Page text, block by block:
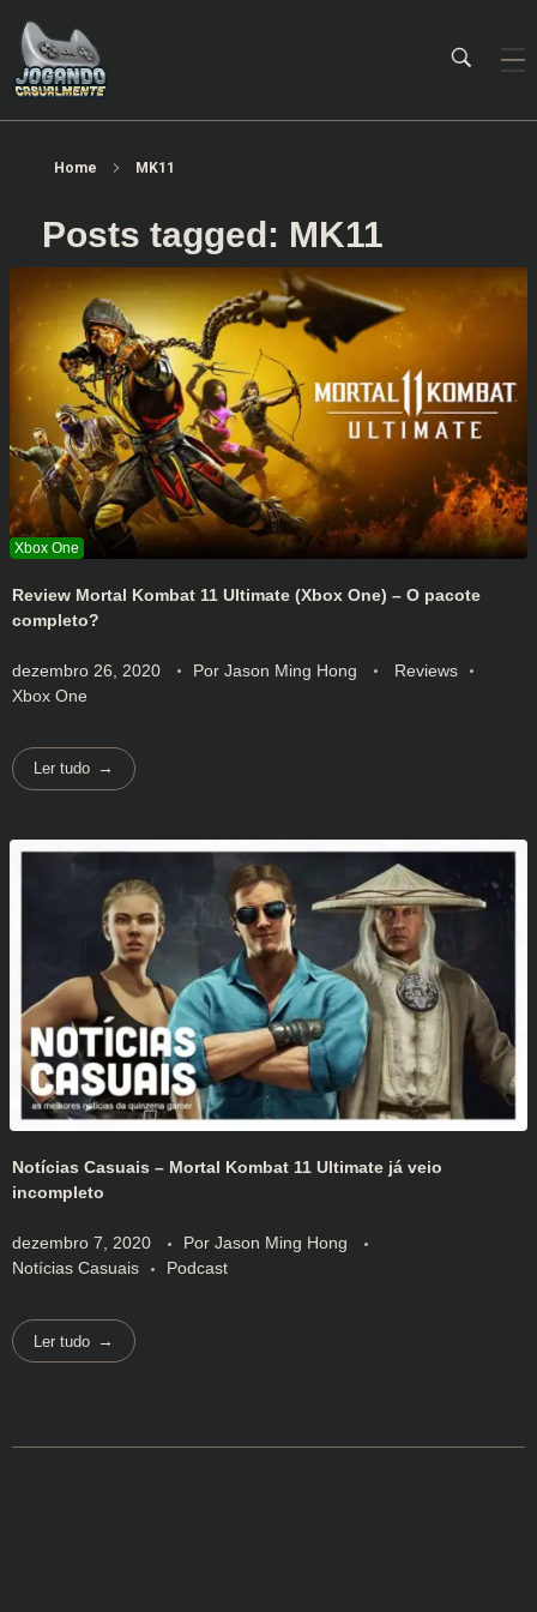
Home MK11
Posts tagged: MK11
Review Mortal Kombat 11 Ultimate (Xbox One) – O pacote
completo?
dezembro 26, 2020 Por Jason Ming Hong
Reviews
Xbox One
Ler tudo
Notícias Casuais – Mortal Kombat 11 Ultimate já veio
incompleto
dezembro 7, 2020 Por Jason Ming Hong
Notícias Casuais
Podcast
Ler tudo